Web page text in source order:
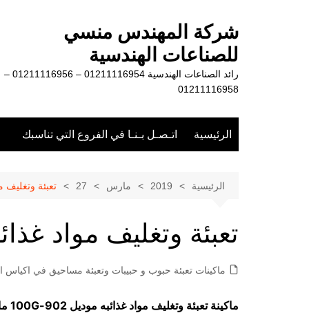
شركة المهندس منسي
للصناعات الهندسية
رائد الصناعات الهندسية 01211116954 – 01211116956 –
01211116958
الرئيسية اتـصـل بـنـا في الفروع التي تناسبك
الرئيسية 2019 مارس 27 تعبئة وتغليف
تعبئة وتغليف مواد
ماكينات تعبئة حبوب و حبيبات وتعبئة مساحيق في اكياس
ماكينة تعبئة وتغليف مواد غذائبه موديل 902-100G